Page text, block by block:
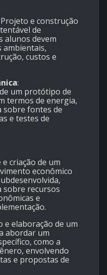
e construção
de
alunos devem
custos e
:
um protótipo de
termos de energia,
sobre fontes de
e testes de
e criação de um
econômico
sobre recursos
e
e elaboração de um
abordar um
como a
envolvendo
e propostas de